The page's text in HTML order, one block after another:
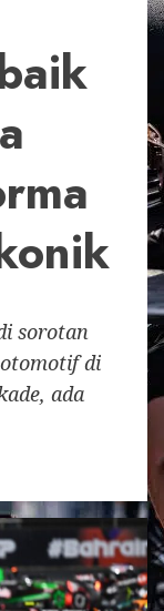
sorotan
di
ada